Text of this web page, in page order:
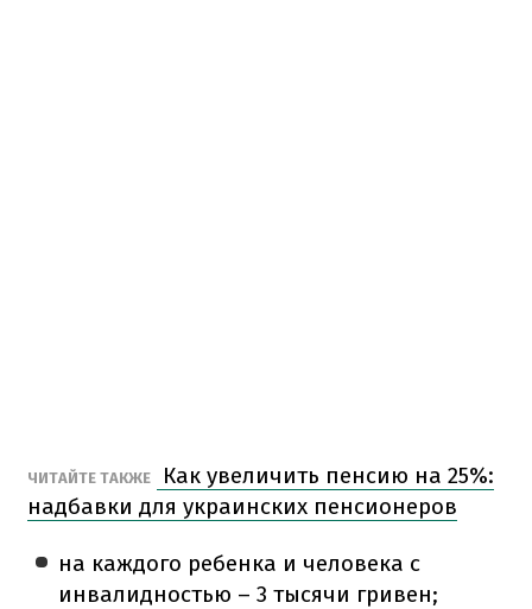
ЧИТАЙТЕ ТАКЖЕ
Как увеличить пенсию на 25%:
надбавки для украинских пенсионеров
на каждого ребенка и человека с
инвалидностью – 3 тысячи гривен;